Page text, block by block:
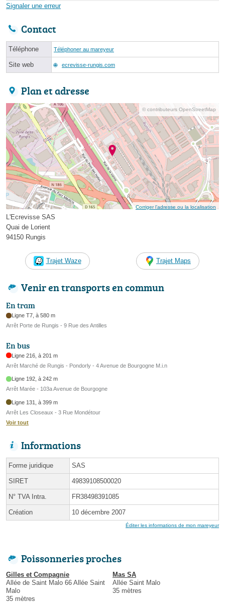
Signaler une erreur
Contact
Téléphone Téléphoner au mareyeur
Site web ecrevisse-rungis.com
Plan et adresse
© contributeurs OpenStreetMap
Corriger l’adresse ou la localisation
L'Ecrevisse SAS
Quai de Lorient
94150 Rungis
Trajet Waze Trajet Maps
Venir en transports en commun
En tram
Ligne T7, à 580 m
Arrêt Porte de Rungis - 9 Rue des Antilles
En bus
Ligne 216, à 201 m
Arrêt Marché de Rungis - Pondorly - 4 Avenue de Bourgogne M.i.n
Ligne 192, à 242 m
Arrêt Marée - 103a Avenue de Bourgogne
Ligne 131, à 399 m
Arrêt Les Closeaux - 3 Rue Mondétour
Voir tout
Informations
Forme juridique SAS
SIRET 49839108500020
N° TVA Intra. FR38498391085
Création 10 décembre 2007
Éditer les informations de mon mareyeur
Poissonneries proches
Gilles et Compagnie
Allée de Saint Malo 66 Allée Saint
Malo
35 mètres
Mas SA
Allée Saint Malo
35 mètres